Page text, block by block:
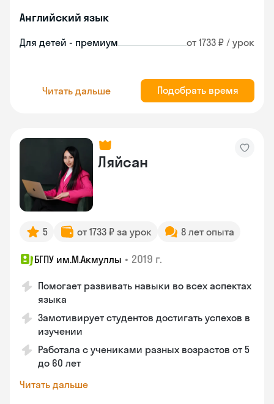
Английский язык
Для детей - премиум от 1733 ₽ / урок
Читать дальше Подобрать время
Ляйсан
5 от 1733 ₽ за урок 8 лет опыта
БГПУ им.М.Акмуллы • 2019 г.
Помогает развивать навыки во всех аспектах
языка
Замотивирует студентов достигать успехов в
изучении
Работала с учениками разных возрастов от 5
до 60 лет
Читать дальше